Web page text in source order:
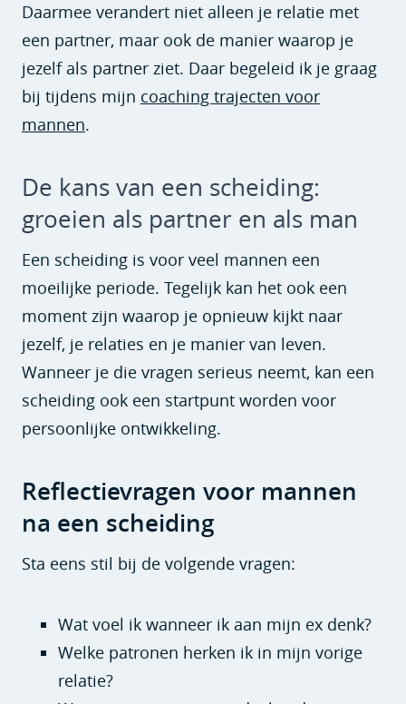
Daarmee verandert niet alleen je relatie met
een partner, maar ook de manier waarop je
jezelf als partner ziet. Daar begeleid ik je graag
bij tijdens mijn coaching trajecten voor
mannen.
De kans van een scheiding:
groeien als partner en als man
Een scheiding is voor veel mannen een
moeilijke periode. Tegelijk kan het ook een
moment zijn waarop je opnieuw kijkt naar
jezelf, je relaties en je manier van leven.
Wanneer je die vragen serieus neemt, kan een
scheiding ook een startpunt worden voor
persoonlijke ontwikkeling.
Reflectievragen voor mannen
na een scheiding
Sta eens stil bij de volgende vragen:
Wat voel ik wanneer ik aan mijn ex denk?
Welke patronen herken ik in mijn vorige
relatie?